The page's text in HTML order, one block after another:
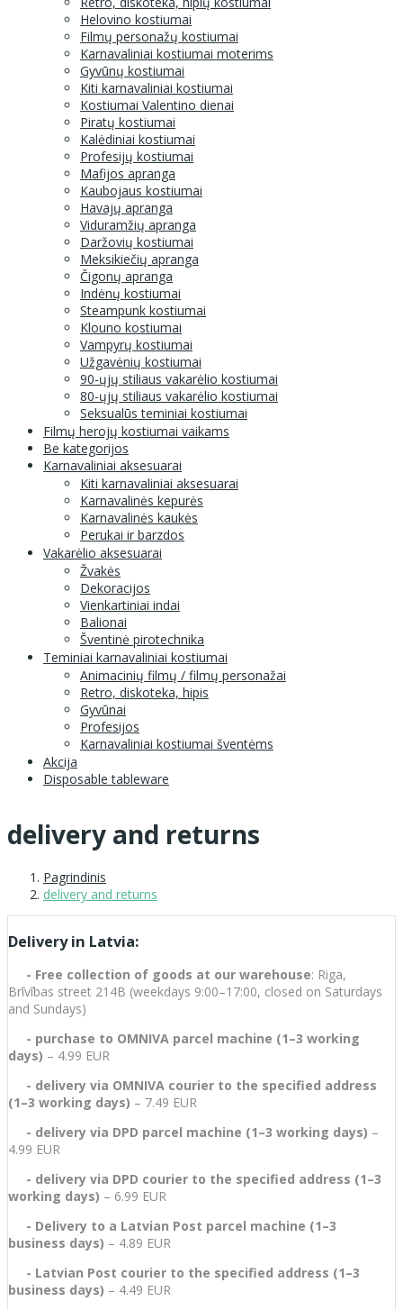
Helovino kostiumai
Filmų personažų kostiumai
Karnavaliniai kostiumai moterims
Gyvūnų kostiumai
Kiti karnavaliniai kostiumai
Kostiumai Valentino dienai
Piratų kostiumai
Kalėdiniai kostiumai
Profesijų kostiumai
Mafijos apranga
Kaubojaus kostiumai
Havajų apranga
Viduramžių apranga
Daržovių kostiumai
Meksikiečių apranga
Čigonų apranga
Indėnų kostiumai
Steampunk kostiumai
Klouno kostiumai
Vampyrų kostiumai
Užgavėnių kostiumai
90-ųjų stiliaus vakarėlio kostiumai
80-ųjų stiliaus vakarėlio kostiumai
Seksualūs teminiai kostiumai
Filmų herojų kostiumai vaikams
Be kategorijos
Karnavaliniai aksesuarai
Kiti karnavaliniai aksesuarai
Karnavalinės kepurės
Karnavalinės kaukės
Perukai ir barzdos
Vakarėlio aksesuarai
Žvakės
Dekoracijos
Vienkartiniai indai
Balionai
Šventinė pirotechnika
Teminiai karnavaliniai kostiumai
Animacinių filmų / filmų personažai
Retro, diskoteka, hipis
Gyvūnai
Profesijos
Karnavaliniai kostiumai šventėms
Akcija
Disposable tableware
delivery and returns
Pagrindinis
delivery and returns
Delivery in Latvia:
- Free collection of goods at our warehouse: Riga,
Brīvības street 214B (weekdays 9:00–17:00, closed on Saturdays
and Sundays)
- purchase to OMNIVA parcel machine (1–3 working
days) – 4.99 EUR
- delivery via OMNIVA courier to the specified address
(1–3 working days) – 7.49 EUR
- delivery via DPD parcel machine (1–3 working days) –
4.99 EUR
- delivery via DPD courier to the specified address (1–3
working days) – 6.99 EUR
- Delivery to a Latvian Post parcel machine (1–3
business days) – 4.89 EUR
- Latvian Post courier to the specified address (1–3
business days) – 4.49 EUR